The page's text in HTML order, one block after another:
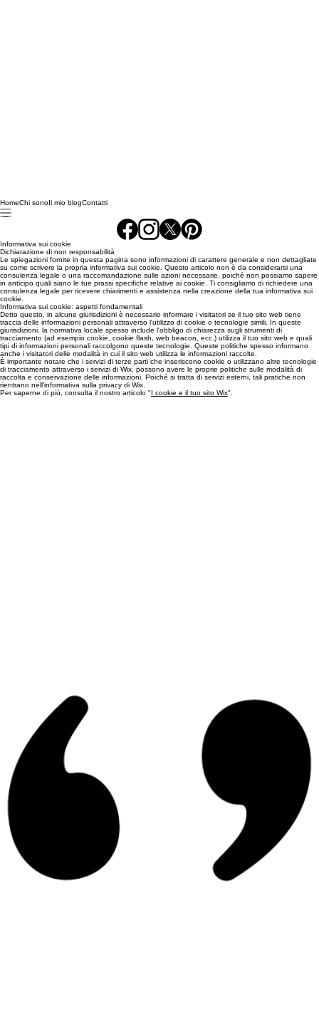
Home
Informativa sui cookie
Dichiarazione di non responsabilità
Le spiegazioni fornite in questa pagina sono informazioni di carattere generale e non dettagliate
su come scrivere la propria informativa sui cookie. Questo articolo non è da considerarsi una
consulenza legale o una raccomandazione sulle azioni necessarie, poiché non possiamo sapere
in anticipo quali siano le tue prassi specifiche relative ai cookie. Ti consigliamo di richiedere una
consulenza legale per ricevere chiarimenti e assistenza nella creazione della tua informativa sui
cookie.
Informativa sui cookie: aspetti fondamentali
Detto questo, in alcune giurisdizioni è necessario informare i visitatori se il tuo sito web tiene
traccia delle informazioni personali attraverso l'utilizzo di cookie o tecnologie simili. In queste
giurisdizioni, la normativa locale spesso include l'obbligo di chiarezza sugli strumenti di
tracciamento (ad esempio cookie, cookie flash, web beacon, ecc.) utilizza il tuo sito web e quali
tipi di informazioni personali raccolgono queste tecnologie. Queste politiche spesso informano
anche i visitatori delle modalità in cui il sito web utilizza le informazioni raccolte.
È importante notare che i servizi di terze parti che inseriscono cookie o utilizzano altre tecnologie
di tracciamento attraverso i servizi di Wix, possono avere le proprie politiche sulle modalità di
raccolta e conservazione delle informazioni. Poiché si tratta di servizi esterni, tali pratiche non
rientrano nell'informativa sulla privacy di Wix.